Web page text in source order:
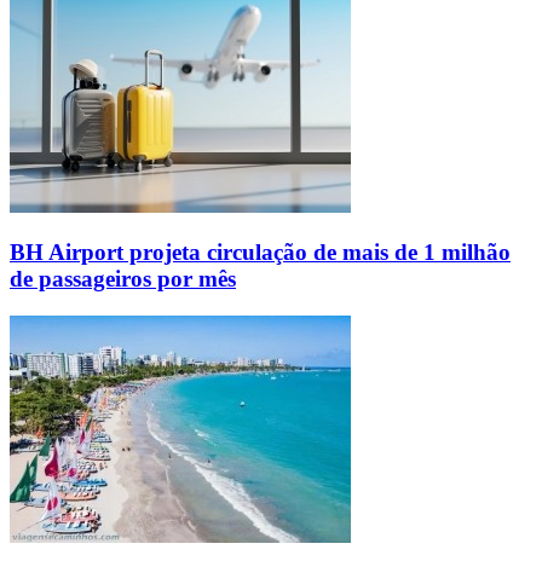
BH Airport projeta circulação de mais de 1 milhão
de passageiros por mês